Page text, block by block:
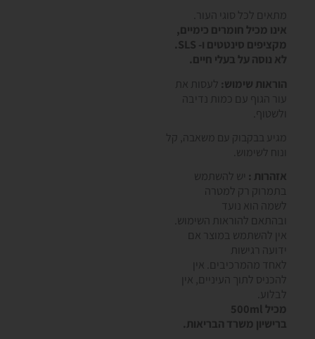
מתאים לכל סוגי העור.
אינו מכיל חומרים כימיים,
מקציפים סינטטים ו- SLS.
לא נוסה על בעלי חיים.
הוראות שימוש: לעסות את
עור הגוף עם כמות נדיבה
ולשטוף.
מגיע בבקבוק עם משאבה, קל
ונוח לשימוש.
אזהרות : יש להשתמש
בתמרוק רק למטרה
לשמה הוא נועד
ובהתאם להוראות השימוש.
אין להשתמש במוצר אם
ידועה רגישות
לאחד מהמרכיבים. אין
להכניס לתוך העיניים, אין
לבלוע.
מכיל 500ml
ברישיון משרד הבריאות.